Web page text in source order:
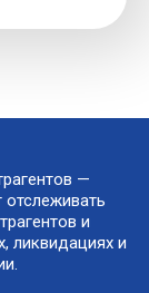
—
отслеживать
и
ликвидациях и